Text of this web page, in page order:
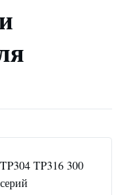
TP304 TP316 300
серий